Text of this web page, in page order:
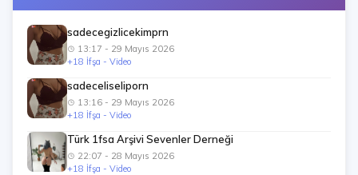
sadecegizlicekimprn
13:17 - 29 Mayıs 2026
+18 İfşa - Video
sadeceliseliporn
13:16 - 29 Mayıs 2026
+18 İfşa - Video
Türk 1fsa Arşivi Sevenler Derneği
22:07 - 28 Mayıs 2026
+18 İfşa - Video